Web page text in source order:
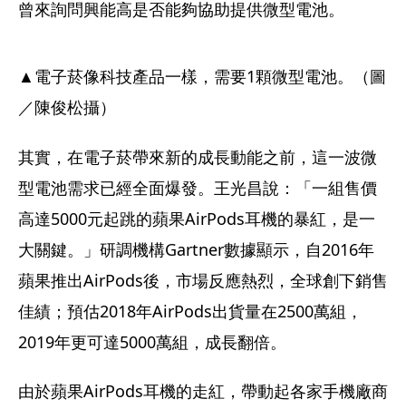
曾來詢問興能高是否能夠協助提供微型電池。
▲電子菸像科技產品一樣，需要1顆微型電池。（圖
／陳俊松攝）
其實，在電子菸帶來新的成長動能之前，這一波微
型電池需求已經全面爆發。王光昌說：「一組售價
高達5000元起跳的蘋果AirPods耳機的暴紅，是一
大關鍵。」研調機構Gartner數據顯示，自2016年
蘋果推出AirPods後，市場反應熱烈，全球創下銷售
佳績；預估2018年AirPods出貨量在2500萬組，
2019年更可達5000萬組，成長翻倍。
由於蘋果AirPods耳機的走紅，帶動起各家手機廠商